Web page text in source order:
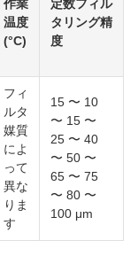
作業
温度
(°C)
定数フィル
タリング精
度
フィ
ルタ
媒質
によ
って
異な
りま
す
15 〜 10
〜 15 〜
25 〜 40
〜 50 〜
65 〜 75
〜 80 〜
100 μm